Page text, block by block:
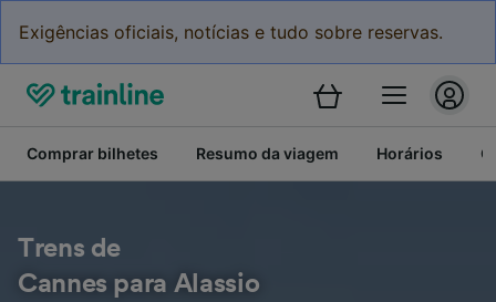
Exigências oficiais, notícias e tudo sobre reservas.
Comprar bilhetes Resumo da viagem Horários
Trens de
Cannes para Alassio